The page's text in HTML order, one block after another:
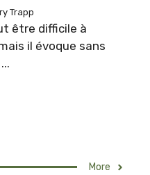
Trapp
être difficile à
il évoque sans
More